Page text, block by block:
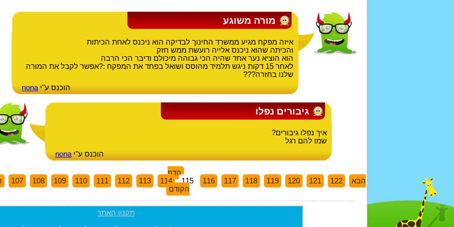
מורה משוגע
איזה מפקח מגיע ממשרד החינוך לבדיקה הוא ניכנס לאחת הכיתות
והכיתה שהוא ניכנס אלייה רועשת ממש חזק
הוא הוציא נער אחד שהיה הכי גבוהה מיכולם ודיבר הכי הרבה
לאחר 15 דקות ניגש תלמיד מהוסס ושואל בפחד את המפקח :?אפשר לקבל את המורה
שלנו בחזרה???
הוכנס ע"י nona
גיבורים נפלו
איך נפלו גיבורים?
שמו להם רגל
הוכנס ע"י nona
הדף
הבא
107 108 109 110 111 112 113 114 115 116 117 118 119 120 121 122
הקודם
תקנון האתר